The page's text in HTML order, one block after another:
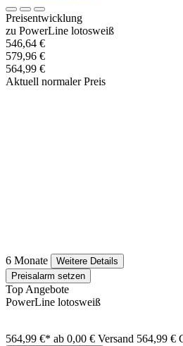
Preisentwicklung
zu PowerLine lotosweiß
546,64 €
579,96 €
564,99 €
Aktuell normaler Preis
6 Monate
Weitere Details
Preisalarm setzen
Top Angebote
PowerLine lotosweiß
564,99 €* ab 0,00 € Versand 564,99 €